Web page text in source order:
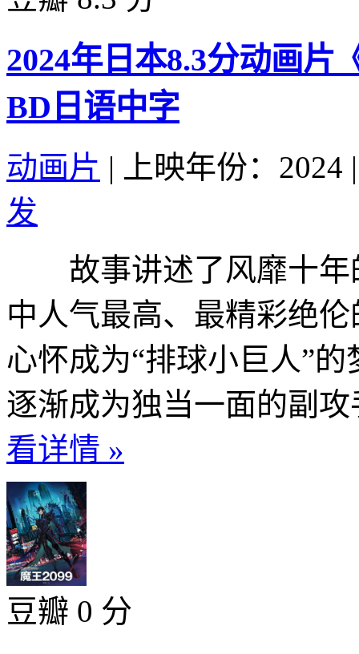
2024年日本8.3分动画片
BD日语中字
动画片 | 上映年份：2024 |
发
故事讲述了风靡十年
中人气最高、最精彩绝
心怀成为“排球小巨人”
逐渐成为独当一面的副
看详情 »
豆瓣 0 分